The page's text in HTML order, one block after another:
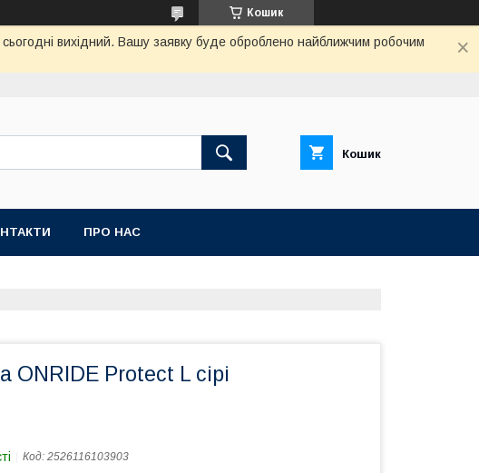
Кошик
вихідний. Вашу заявку буде оброблено найближчим робочим
Кошик
ПРО НАС
ONRIDE Protect L сірі
Код: 2526116103903